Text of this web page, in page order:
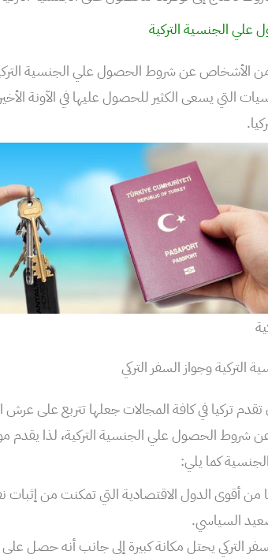
الجنسية التركية
من الأشخاص عن شروط الحصول علي الجنسية
التي يسعى الكثير للحصول عليها في الآونة
التركية وجواز السفر التركي
تركيا في كافة المجالات جعلها تتربع على
شروط الحصول علي الجنسية التركية، لذا يقدم
كما يلي:
من أقوى الدول الاقتصادية التي تمكنت من إثبات
السياسي.